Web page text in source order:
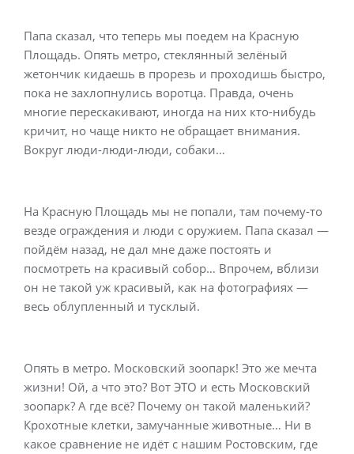
Папа сказал, что теперь мы поедем на Красную
Площадь. Опять метро, стеклянный зелёный
жетончик кидаешь в прорезь и проходишь быстро,
пока не захлопнулись воротца. Правда, очень
многие перескакивают, иногда на них кто-нибудь
кричит, но чаще никто не обращает внимания.
Вокруг люди-люди-люди, собаки…
На Красную Площадь мы не попали, там почему-то
везде ограждения и люди с оружием. Папа сказал —
пойдём назад, не дал мне даже постоять и
посмотреть на красивый собор… Впрочем, вблизи
он не такой уж красивый, как на фотографиях —
весь облупленный и тусклый.
Опять в метро. Московский зоопарк! Это же мечта
жизни! Ой, а что это? Вот ЭТО и есть Московский
зоопарк? А где всё? Почему он такой маленький?
Крохотные клетки, замучанные животные… Ни в
какое сравнение не идёт с нашим Ростовским, где